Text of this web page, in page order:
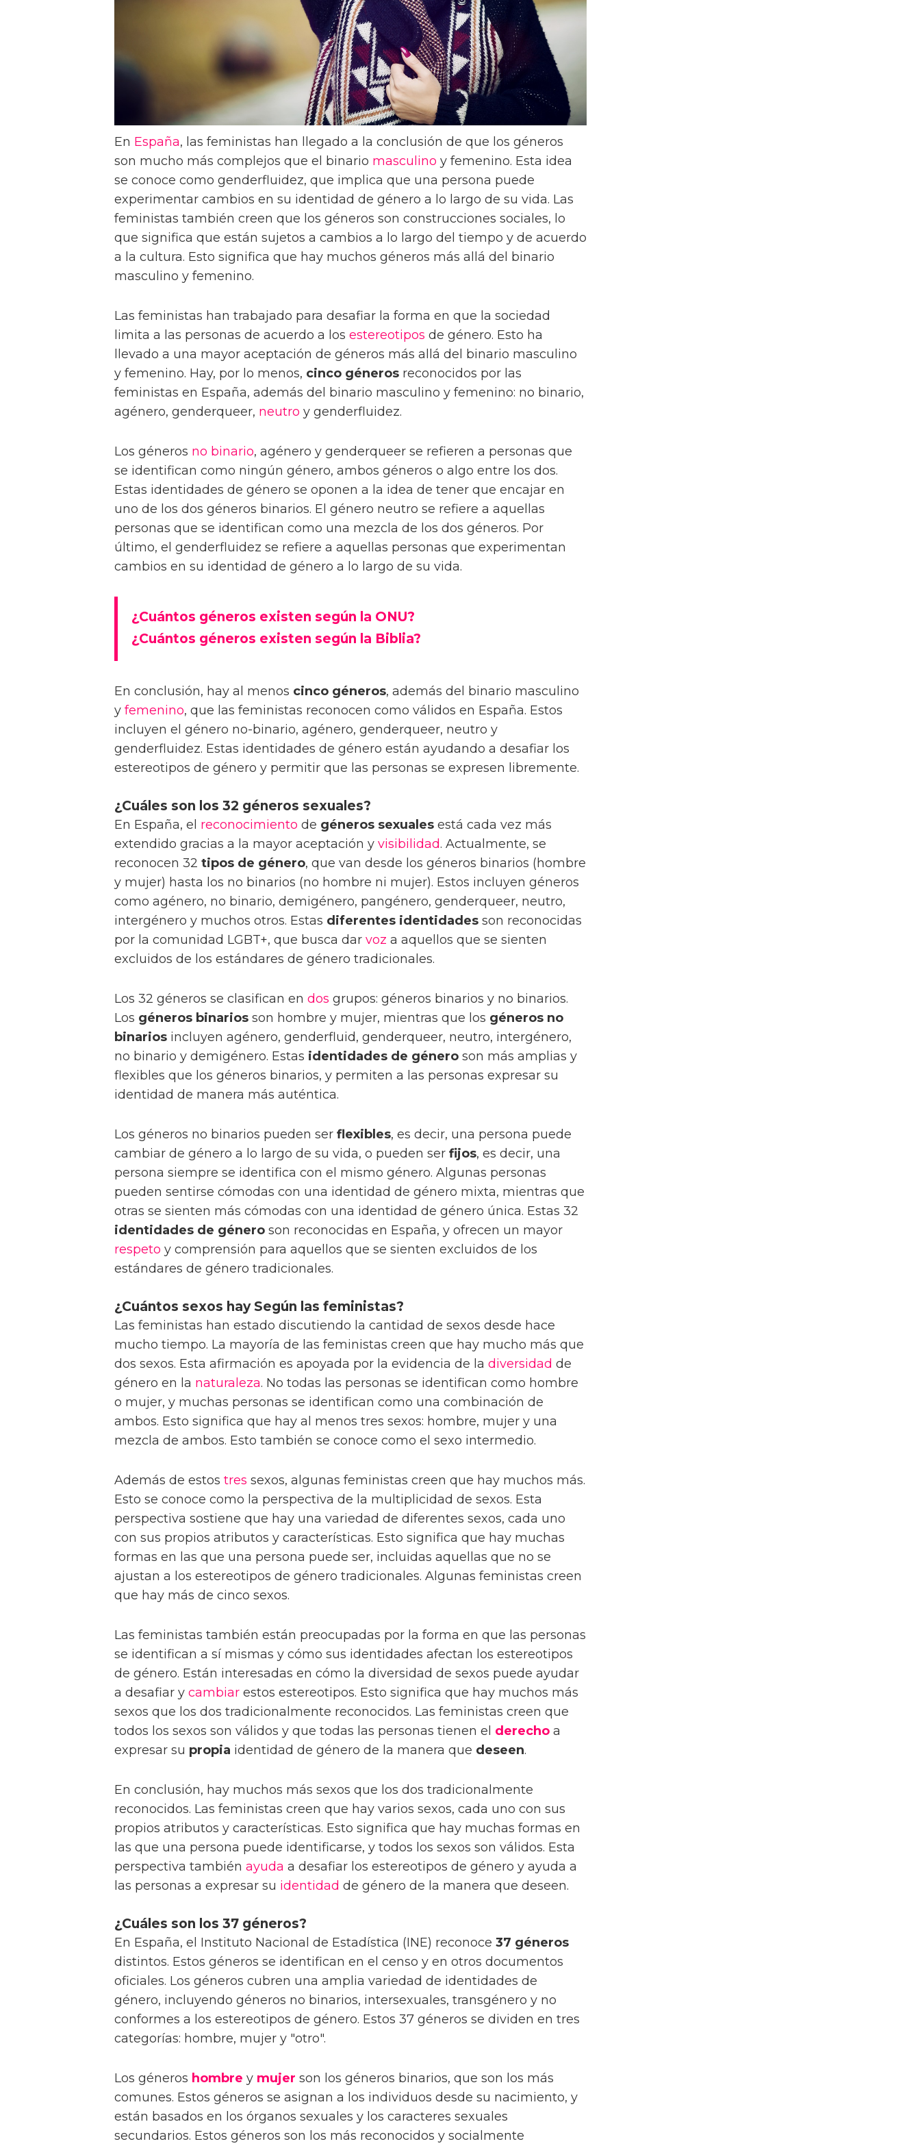
En España, las feministas han llegado a la conclusión de que los géneros
son mucho más complejos que el binario masculino y femenino. Esta idea
se conoce como genderfluidez, que implica que una persona puede
experimentar cambios en su identidad de género a lo largo de su vida. Las
feministas también creen que los géneros son construcciones sociales, lo
que significa que están sujetos a cambios a lo largo del tiempo y de acuerdo
a la cultura. Esto significa que hay muchos géneros más allá del binario
masculino y femenino.
Las feministas han trabajado para desafiar la forma en que la sociedad
limita a las personas de acuerdo a los estereotipos de género. Esto ha
llevado a una mayor aceptación de géneros más allá del binario masculino
y femenino. Hay, por lo menos, cinco géneros reconocidos por las
feministas en España, además del binario masculino y femenino: no binario,
agénero, genderqueer, neutro y genderfluidez.
Los géneros no binario, agénero y genderqueer se refieren a personas que
se identifican como ningún género, ambos géneros o algo entre los dos.
Estas identidades de género se oponen a la idea de tener que encajar en
uno de los dos géneros binarios. El género neutro se refiere a aquellas
personas que se identifican como una mezcla de los dos géneros. Por
último, el genderfluidez se refiere a aquellas personas que experimentan
cambios en su identidad de género a lo largo de su vida.
¿Cuántos géneros existen según la ONU?
¿Cuántos géneros existen según la Biblia?
En conclusión, hay al menos cinco géneros, además del binario masculino
y femenino, que las feministas reconocen como válidos en España. Estos
incluyen el género no-binario, agénero, genderqueer, neutro y
genderfluidez. Estas identidades de género están ayudando a desafiar los
estereotipos de género y permitir que las personas se expresen libremente.
¿Cuáles son los 32 géneros sexuales?
En España, el reconocimiento de géneros sexuales está cada vez más
extendido gracias a la mayor aceptación y visibilidad. Actualmente, se
reconocen 32 tipos de género, que van desde los géneros binarios (hombre
y mujer) hasta los no binarios (no hombre ni mujer). Estos incluyen géneros
como agénero, no binario, demigénero, pangénero, genderqueer, neutro,
intergénero y muchos otros. Estas diferentes identidades son reconocidas
por la comunidad LGBT+, que busca dar voz a aquellos que se sienten
excluidos de los estándares de género tradicionales.
Los 32 géneros se clasifican en dos grupos: géneros binarios y no binarios.
Los géneros binarios son hombre y mujer, mientras que los géneros no
binarios incluyen agénero, genderfluid, genderqueer, neutro, intergénero,
no binario y demigénero. Estas identidades de género son más amplias y
flexibles que los géneros binarios, y permiten a las personas expresar su
identidad de manera más auténtica.
Los géneros no binarios pueden ser flexibles, es decir, una persona puede
cambiar de género a lo largo de su vida, o pueden ser fijos, es decir, una
persona siempre se identifica con el mismo género. Algunas personas
pueden sentirse cómodas con una identidad de género mixta, mientras que
otras se sienten más cómodas con una identidad de género única. Estas 32
identidades de género son reconocidas en España, y ofrecen un mayor
respeto y comprensión para aquellos que se sienten excluidos de los
estándares de género tradicionales.
¿Cuántos sexos hay Según las feministas?
Las feministas han estado discutiendo la cantidad de sexos desde hace
mucho tiempo. La mayoría de las feministas creen que hay mucho más que
dos sexos. Esta afirmación es apoyada por la evidencia de la diversidad de
género en la naturaleza. No todas las personas se identifican como hombre
o mujer, y muchas personas se identifican como una combinación de
ambos. Esto significa que hay al menos tres sexos: hombre, mujer y una
mezcla de ambos. Esto también se conoce como el sexo intermedio.
Además de estos tres sexos, algunas feministas creen que hay muchos más.
Esto se conoce como la perspectiva de la multiplicidad de sexos. Esta
perspectiva sostiene que hay una variedad de diferentes sexos, cada uno
con sus propios atributos y características. Esto significa que hay muchas
formas en las que una persona puede ser, incluidas aquellas que no se
ajustan a los estereotipos de género tradicionales. Algunas feministas creen
que hay más de cinco sexos.
Las feministas también están preocupadas por la forma en que las personas
se identifican a sí mismas y cómo sus identidades afectan los estereotipos
de género. Están interesadas en cómo la diversidad de sexos puede ayudar
a desafiar y cambiar estos estereotipos. Esto significa que hay muchos más
sexos que los dos tradicionalmente reconocidos. Las feministas creen que
todos los sexos son válidos y que todas las personas tienen el derecho a
expresar su propia identidad de género de la manera que deseen.
En conclusión, hay muchos más sexos que los dos tradicionalmente
reconocidos. Las feministas creen que hay varios sexos, cada uno con sus
propios atributos y características. Esto significa que hay muchas formas en
las que una persona puede identificarse, y todos los sexos son válidos. Esta
perspectiva también ayuda a desafiar los estereotipos de género y ayuda a
las personas a expresar su identidad de género de la manera que deseen.
¿Cuáles son los 37 géneros?
En España, el Instituto Nacional de Estadística (INE) reconoce 37 géneros
distintos. Estos géneros se identifican en el censo y en otros documentos
oficiales. Los géneros cubren una amplia variedad de identidades de
género, incluyendo géneros no binarios, intersexuales, transgénero y no
conformes a los estereotipos de género. Estos 37 géneros se dividen en tres
categorías: hombre, mujer y "otro".
Los géneros hombre y mujer son los géneros binarios, que son los más
comunes. Estos géneros se asignan a los individuos desde su nacimiento, y
están basados en los órganos sexuales y los caracteres sexuales
secundarios. Estos géneros son los más reconocidos y socialmente